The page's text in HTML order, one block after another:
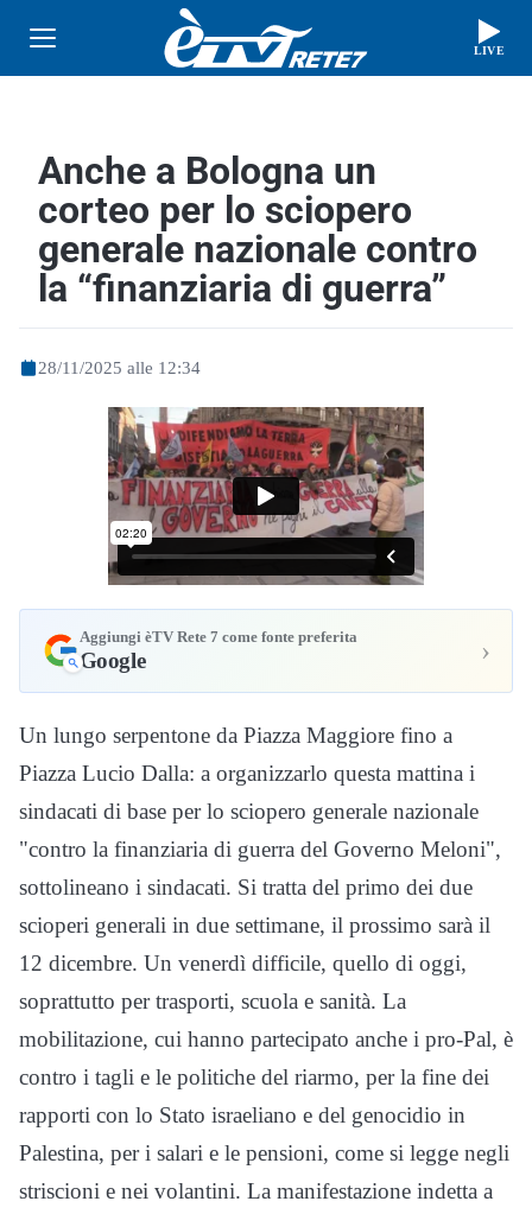
LIVE
Anche a Bologna un
corteo per lo sciopero
generale nazionale contro
la “finanziaria di guerra”
28/11/2025 alle 12:34
Aggiungi èTV Rete 7 come fonte preferita
Google ›
Un lungo serpentone da Piazza Maggiore fino a
Piazza Lucio Dalla: a organizzarlo questa mattina i
sindacati di base per lo sciopero generale nazionale
"contro la finanziaria di guerra del Governo Meloni",
sottolineano i sindacati. Si tratta del primo dei due
scioperi generali in due settimane, il prossimo sarà il
12 dicembre. Un venerdì difficile, quello di oggi,
soprattutto per trasporti, scuola e sanità. La
mobilitazione, cui hanno partecipato anche i pro-Pal, è
contro i tagli e le politiche del riarmo, per la fine dei
rapporti con lo Stato israeliano e del genocidio in
Palestina, per i salari e le pensioni, come si legge negli
striscioni e nei volantini. La manifestazione indetta a